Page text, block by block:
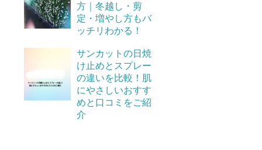
方｜冬越し・剪
定・増やし方もバ
ッチリわかる！
サンカットの日焼
け止めとスプレー
の違いを比較！肌
にやさしいおすす
めと口コミをご紹
介